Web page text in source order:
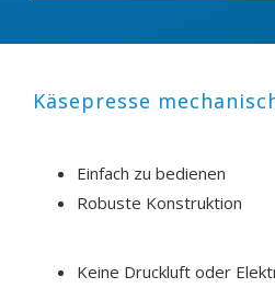
Käsepresse
Einfach zu bedienen
Robuste Konstruktion
Keine Druckluft oder